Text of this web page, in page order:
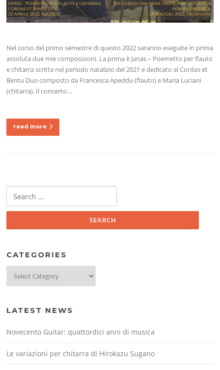
Nel corso del primo semestre di questo 2022 saranno eseguite in prima
assoluta due mie composizioni. La prima è Janas – Poemetto per flauto
e chitarra scritta nel periodo natalizio del 2021 e dedicato al Cordas et
Bentu Duo composto da Francesca Apeddu (flauto) e Maria Luciani
(chitarra). Il concerto…
read more
for:
CATEGORIES
LATEST NEWS
Novecento Guitar: quattordici anni di musica
Le variazioni per chitarra di Hirokazu Sugano